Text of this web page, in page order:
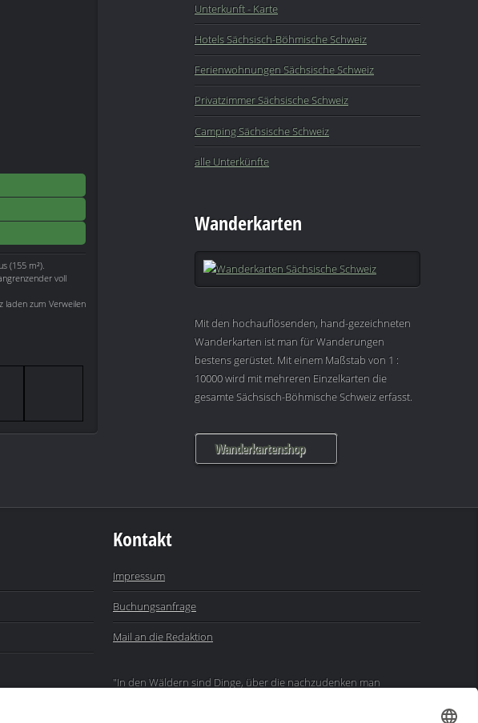
(155 m²).
voll
laden zum Verweilen
Unterkunft - Karte
Hotels Sächsisch-Böhmische Schweiz
Ferienwohnungen Sächsische Schweiz
Privatzimmer Sächsische Schweiz
Camping Sächsische Schweiz
alle Unterkünfte
Wanderkarten
Mit den hochauflösenden, hand-gezeichneten
Wanderkarten ist man für Wanderungen
bestens gerüstet. Mit einem Maßstab von 1 :
10000 wird mit mehreren Einzelkarten die
gesamte Sächsisch-Böhmische Schweiz erfasst.
Wanderkartenshop
Kontakt
Impressum
Buchungsanfrage
Mail an die Redaktion
"In den Wäldern sind Dinge, über die nachzudenken man